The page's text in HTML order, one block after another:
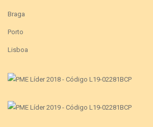
Braga
Porto
Lisboa